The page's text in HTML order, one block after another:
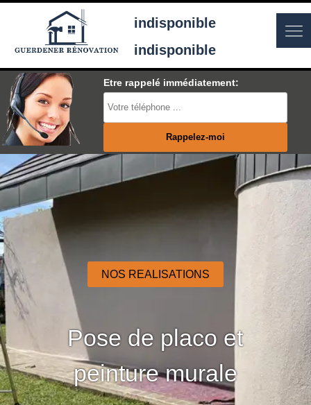
indisponible
indisponible
Etre rappelé immédiatement:
NOS REALISATIONS
Pose de placo et
peinture murale